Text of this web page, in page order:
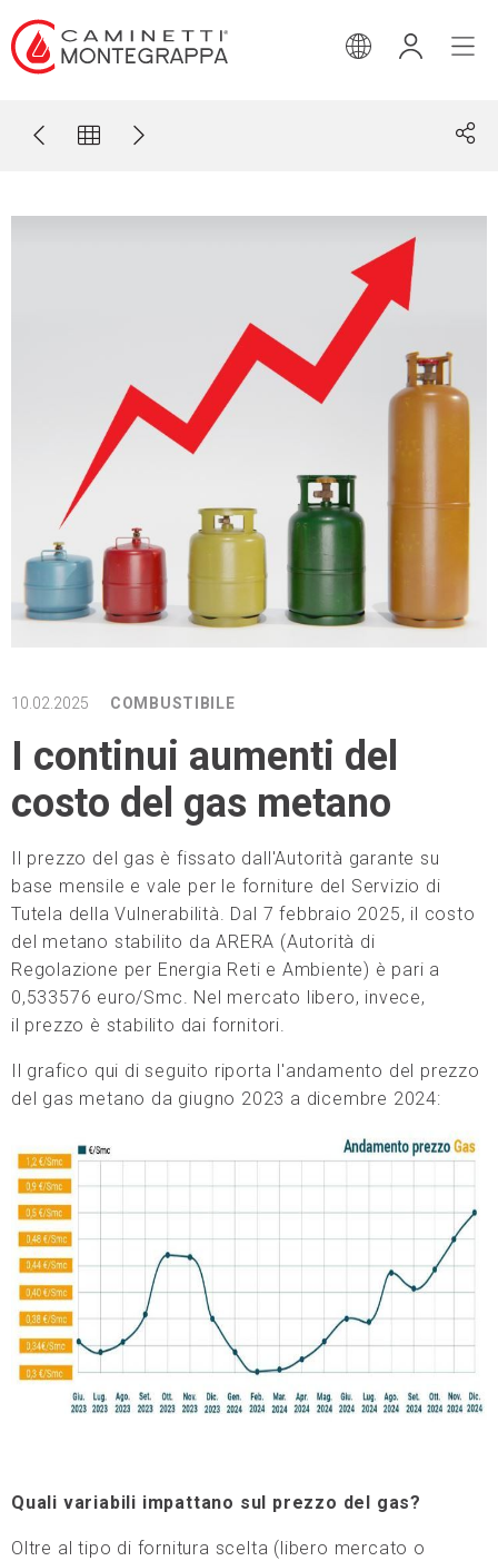
INGLESE
10.02.2025 COMBUSTIBILE
I continui aumenti del
costo del gas metano
Il prezzo del gas è fissato dall'Autorità garante su
base mensile e vale per le forniture del Servizio di
Tutela della Vulnerabilità. Dal 7 febbraio 2025, il costo
del metano stabilito da ARERA (Autorità di
Regolazione per Energia Reti e Ambiente) è pari a
0,533576 euro/Smc. Nel mercato libero, invece,
il prezzo è stabilito dai fornitori.
Il grafico qui di seguito riporta l'andamento del prezzo
del gas metano da giugno 2023 a dicembre 2024:
Quali variabili impattano sul prezzo del gas?
Oltre al tipo di fornitura scelta (libero mercato o